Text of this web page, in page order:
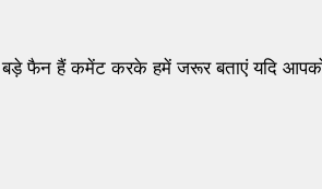
फैन हैं कमेंट करके हमें जरूर बताएं यदि आपको